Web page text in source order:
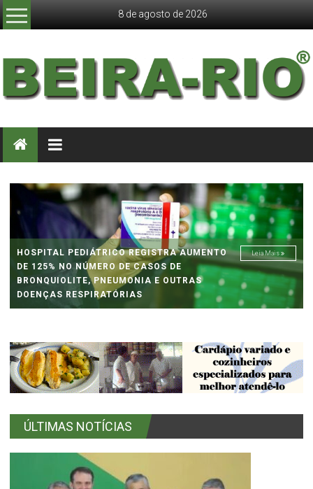
Skip
to
8 de agosto de 2026
BEIRA
HOSPITAL PEDIÁTRICO REGISTRA AUMENTO
DE 125% NO NÚMERO DE CASOS DE
BRONQUIOLITE, PNEUMONIA E OUTRAS
DOENÇAS RESPIRATÓRIAS
Leia Mais
HOSPITAL PEDIÁTRICO REGISTRA AUMENTO
DE 125% NO NÚMERO DE CASOS DE
DOENÇAS RESPIRATÓRIAS
Leia Mais
ÚLTIMAS NOTÍCIAS